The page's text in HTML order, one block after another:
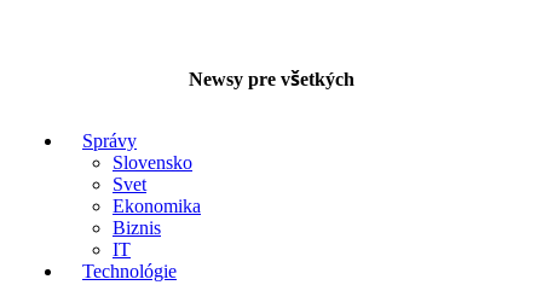
Newsy pre všetkých
Správy
Slovensko
Svet
Ekonomika
Biznis
IT
Technológie